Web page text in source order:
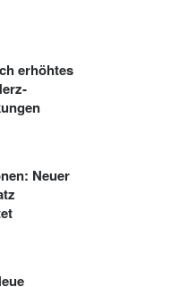
erhöhtes
Neuer